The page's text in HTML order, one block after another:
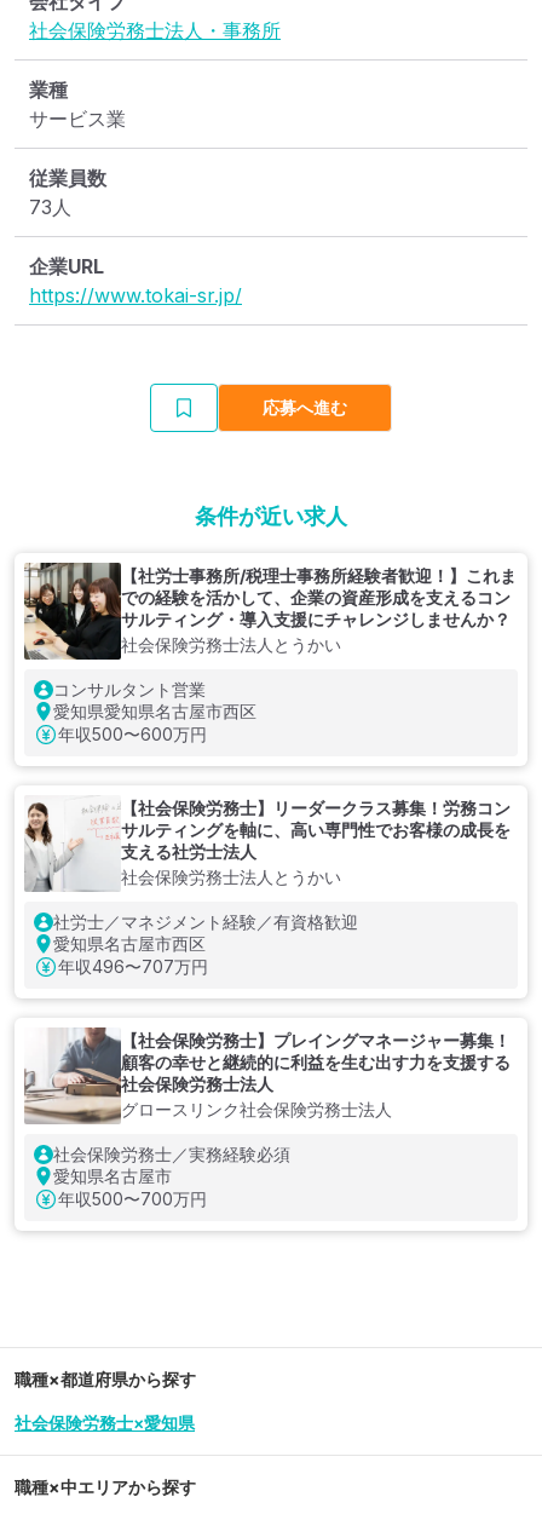
社会保険労務士法人・事務所
業種
サービス業
従業員数
73人
企業URL
https://www.tokai-sr.jp/
応募へ進む
条件が近い求人
【社労士事務所/税理士事務所経験者歓迎！】これま
での経験を活かして、企業の資産形成を支えるコン
サルティング・導入支援にチャレンジしませんか？
社会保険労務士法人とうかい
コンサルタント営業
愛知県愛知県名古屋市西区
年収500〜600万円
【社会保険労務士】リーダークラス募集！労務コン
サルティングを軸に、高い専門性でお客様の成長を
支える社労士法人
社会保険労務士法人とうかい
社労士／マネジメント経験／有資格歓迎
愛知県名古屋市西区
年収496〜707万円
【社会保険労務士】プレイングマネージャー募集！
顧客の幸せと継続的に利益を生む出す力を支援する
社会保険労務士法人
グロースリンク社会保険労務士法人
社会保険労務士／実務経験必須
愛知県名古屋市
年収500〜700万円
職種×都道府県から探す
社会保険労務士×愛知県
職種×中エリアから探す